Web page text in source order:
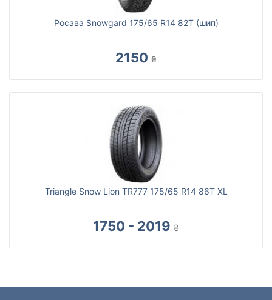
Росава Snowgard 175/65 R14 82T (шип)
2150 ₴
Triangle Snow Lion TR777 175/65 R14 86T XL
1750 - 2019 ₴